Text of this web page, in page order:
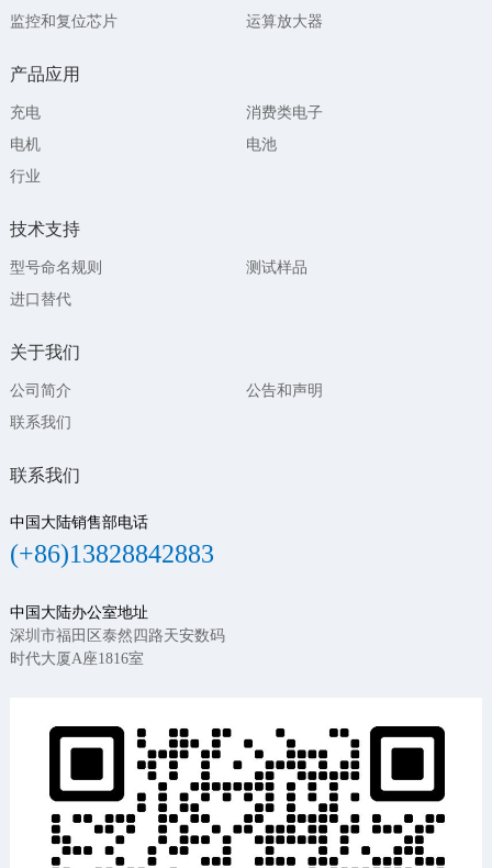
监控和复位芯片
运算放大器
产品应用
充电
消费类电子
电机
电池
行业
技术支持
型号命名规则
测试样品
进口替代
关于我们
公司简介
公告和声明
联系我们
联系我们
中国大陆销售部电话
(+86)13828842883
中国大陆办公室地址
深圳市福田区泰然四路天安数码
时代大厦A座1816室